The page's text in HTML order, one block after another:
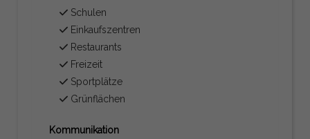
Schulen
Einkaufszentren
Restaurants
Freizeit
Sportplätze
Grünflächen
Kommunikation